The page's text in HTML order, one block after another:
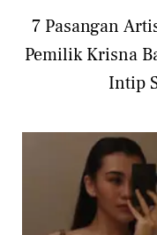
7 Pasangan
Pemilik Krisna
Intip